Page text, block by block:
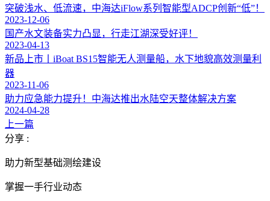
突破浅水、低流速，中海达iFlow系列智能型ADCP创新“低”！
2023-12-06
国产水文装备实力凸显，行走江湖深受好评！
2023-04-13
新品上市丨iBoat BS15智能无人测量船，水下地貌高效测量利
器
2023-11-06
助力应急能力提升！中海达推出水陆空天整体解决方案
2024-04-28
上一篇
分享 :
助力新型基础测绘建设
掌握一手行业动态